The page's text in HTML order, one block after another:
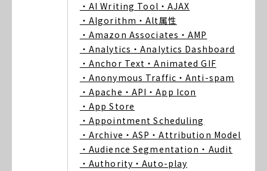
・AI Writing Tool ・AJAX
・Algorithm ・Alt属性
・Amazon Associates ・AMP
・Analytics ・Analytics Dashboard
・Anchor Text ・Animated GIF
・Anonymous Traffic ・Anti-spam
・Apache ・API ・App Icon
・App Store
・Appointment Scheduling
・Archive ・ASP ・Attribution Model
・Audience Segmentation ・Audit
・Authority ・Auto-play